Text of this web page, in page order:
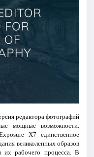
редактора фотографий
мощные возможности.
X7 единственное
великолепных образов
их рабочего процесса. В